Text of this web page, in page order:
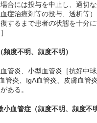
合には投与を中止し、適切
症治療剤等の投与、透析等
するまで患者の状態を十分
（頻度不明、頻度不明）
管炎、小型血管炎［抗好中
管炎、IgA血管炎、皮膚血管炎
ある。
小血管症 （頻度不明、頻度不